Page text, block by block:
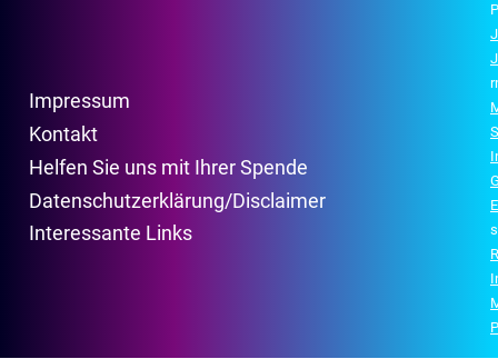
Impressum
Kontakt
Helfen Sie uns mit Ihrer Spende
Datenschutzerklärung/Disclaimer
Interessante Links